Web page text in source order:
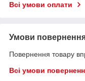
Всі умови оплати
Умови
Повернення товару
Всі умови